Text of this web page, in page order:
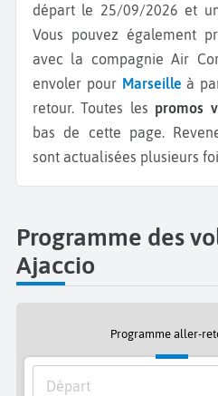
départ le 25/09/2026 et
Vous pouvez également
avec la compagnie Air
envoler pour Marseille à
retour.Toutes les promos
bas de cette page.
sont actualisées plusieurs
Programme des
Ajaccio
Programme aller-
Départ